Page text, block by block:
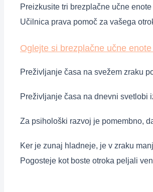
Preizkusite tri brezplačne učne
Učilnica prava pomoč za vašega
Oglejte si brezplačne učne enote
Preživljanje časa na svežem zraku
Preživljanje časa na dnevni svetlobi
Za psihološki razvoj je pomembno,
Ker je zunaj hladneje, je v zraku
Pogosteje kot boste otroka peljali